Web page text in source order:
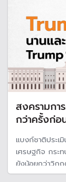
สงครามกา
กว่าครั้งก่อ
แบงก์ชาติประเ
เศรษฐกิจ กระ
ยังน้อยกว่าวิกฤ
ประเมินจีดีพีกร